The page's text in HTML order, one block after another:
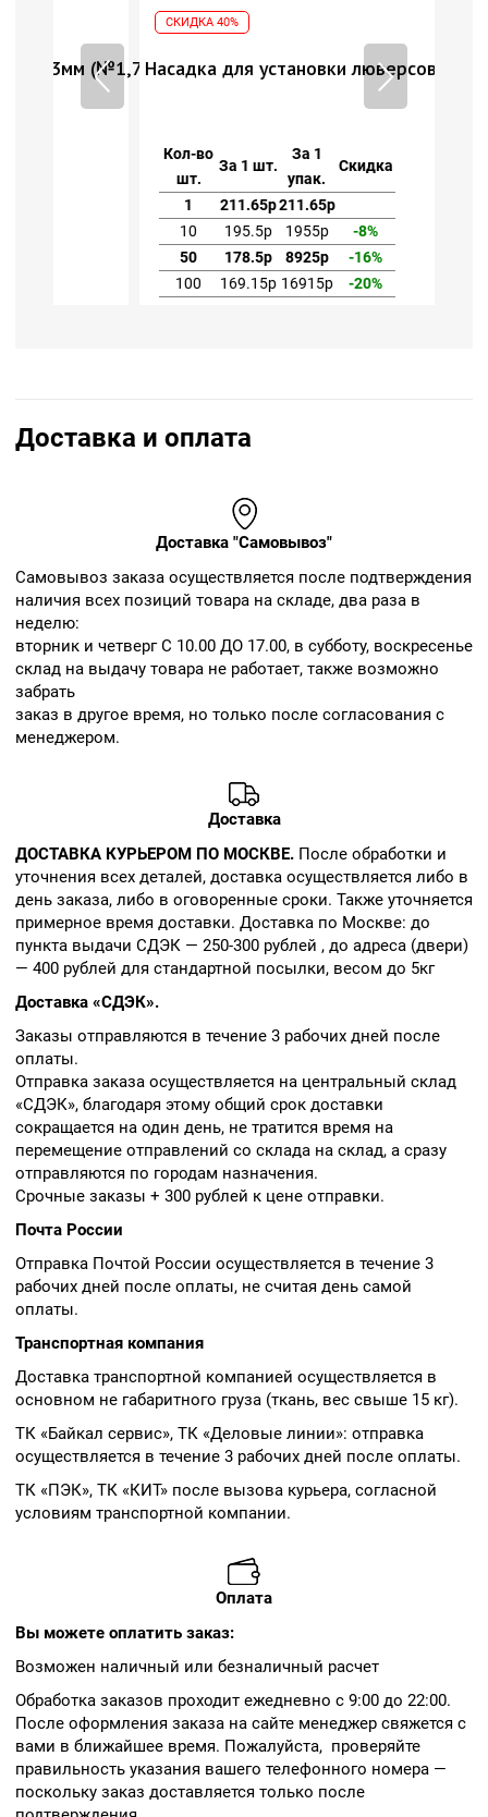
(№1,7)Насадка для установки люверсов 3мм (№1,7)
За 1
Скидка
211.65р
211.65р
195.5р 1955р
-8%
178.5р 8925р
-16%
169.15р 16915р -20%
Доставка и оплата
Доставка "Самовывоз"
Cамовывоз заказа осуществляется после подтверждения
наличия всех позиций товара на складе, два раза в
неделю:
вторник и четверг С 10.00 ДО 17.00, в субботу, воскресенье
склад на выдачу товара не работает, также возможно
забрать
заказ в другое время, но только после согласования с
менеджером.
Доставка
ДОСТАВКА КУРЬЕРОМ ПО МОСКВЕ. После обработки и
уточнения всех деталей, доставка осуществляется либо в
день заказа, либо в оговоренные сроки. Также уточняется
примерное время доставки. Доставка по Москве: до
пункта выдачи СДЭК — 250-300 рублей , до адреса (двери)
— 400 рублей для стандартной посылки, весом до 5кг
Доставка «СДЭК».
Заказы отправляются в течение 3 рабочих дней после
оплаты.
Отправка заказа осуществляется на центральный склад
«СДЭК», благодаря этому общий срок доставки
сокращается на один день, не тратится время на
перемещение отправлений со склада на склад, а сразу
отправляются по городам назначения.
Срочные заказы + 300 рублей к цене отправки.
Почта России
Отправка Почтой России осуществляется в течение 3
рабочих дней после оплаты, не считая день самой
оплаты.
Транспортная компания
Доставка транспортной компанией осуществляется в
основном не габаритного груза (ткань, вес свыше 15 кг).
ТК «Байкал сервис», ТК «Деловые линии»: отправка
осуществляется в течение 3 рабочих дней после оплаты.
ТК «ПЭК», ТК «КИТ» после вызова курьера, согласной
условиям транспортной компании.
Оплата
Вы можете оплатить заказ:
Возможен наличный или безналичный расчет
Обработка заказов проходит ежедневно с 9:00 до 22:00.
После оформления заказа на сайте менеджер свяжется с
вами в ближайшее время. Пожалуйста, проверяйте
правильность указания вашего телефонного номера —
поскольку заказ доставляется только после